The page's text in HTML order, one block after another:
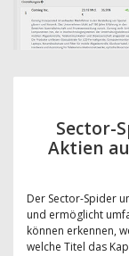
Sector-
Aktien
Der Sector-Spider
und ermöglicht
können erkennen,
welche Titel das